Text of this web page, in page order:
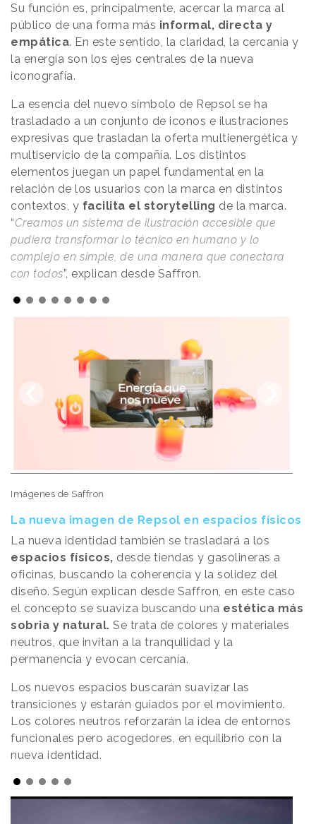
Su función es, principalmente, acercar la marca al
público de una forma más informal, directa y
empática. En este sentido, la claridad, la cercanía y
la energía son los ejes centrales de la nueva
iconografía.
La esencia del nuevo símbolo de Repsol se ha
trasladado a un conjunto de iconos e ilustraciones
expresivas que trasladan la oferta multienergética y
multiservicio de la compañía. Los distintos
elementos juegan un papel fundamental en la
relación de los usuarios con la marca en distintos
contextos, y facilita el storytelling de la marca.
“Creamos un sistema de ilustración accesible que
pudiera transformar lo técnico en humano y lo
complejo en simple, de una manera que conectara
con todos”, explican desde Saffron.
Imágenes de Saffron
La nueva imagen de Repsol en espacios físicos
La nueva identidad también se trasladará a los
espacios físicos, desde tiendas y gasolineras a
oficinas, buscando la coherencia y la solidez del
diseño. Según explican desde Saffron, en este caso
el concepto se suaviza buscando una estética más
sobria y natural. Se trata de colores y materiales
neutros, que invitan a la tranquilidad y la
permanencia y evocan cercanía.
Los nuevos espacios buscarán suavizar las
transiciones y estarán guiados por el movimiento.
Los colores neutros reforzarán la idea de entornos
funcionales pero acogedores, en equilibrio con la
nueva identidad.